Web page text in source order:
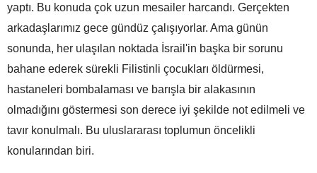
yaptı. Bu konuda çok uzun mesailer harcandı. Gerçekten
arkadaşlarımız gece gündüz çalışıyorlar. Ama günün
sonunda, her ulaşılan noktada İsrail'in başka bir sorunu
bahane ederek sürekli Filistinli çocukları öldürmesi,
hastaneleri bombalaması ve barışla bir alakasının
olmadığını göstermesi son derece iyi şekilde not edilmeli ve
tavır konulmalı. Bu uluslararası toplumun öncelikli
konularından biri.